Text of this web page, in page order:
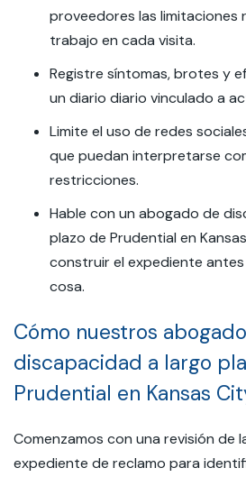
proveedores las limitaciones
trabajo en cada visita.
Registre síntomas, brotes y
un diario diario vinculado a
Limite el uso de redes
que puedan interpretarse
restricciones.
Hable con un abogado de
plazo de Prudential en
construir el expediente
cosa.
Cómo nuestros
discapacidad a largo
Prudential en Kansas
Comenzamos con una revisión de
expediente de reclamo para